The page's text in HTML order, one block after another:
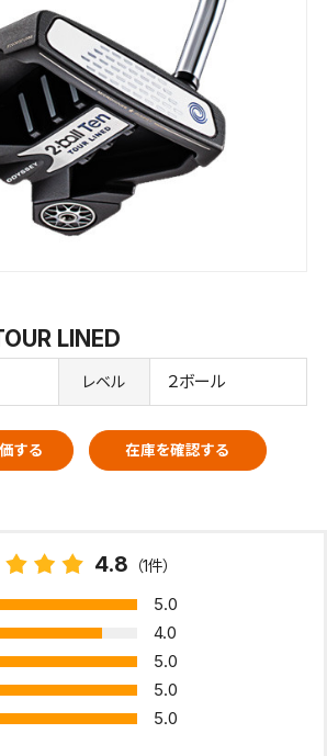
LINED
レベル ２ボール
する 在庫を確認する
4.8 （1件）
5.0
4.0
5.0
5.0
5.0